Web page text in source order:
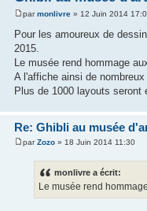
parmonlivre » 12 Juin 2014
Pour les amoureux de
2015.
Le musée rend hommage
A l'affiche ainsi de
Plus de 1000 layouts seront
Re: Ghibli au musée
parZozo » 18 Juin 2014 11:30
monlivre a écrit:
Le musée rend